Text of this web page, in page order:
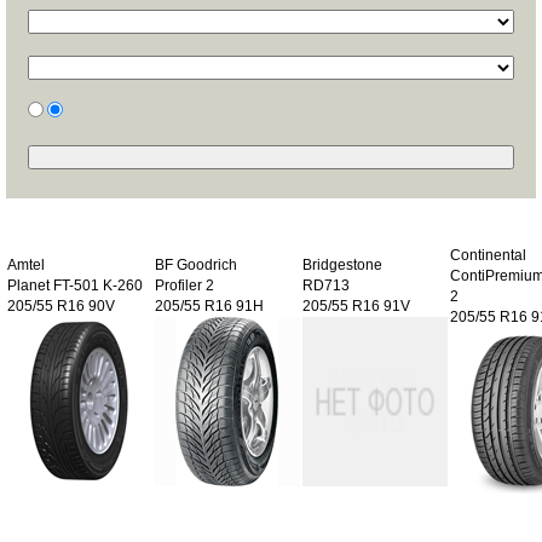
Amtel
Planet FT-501 K-260
205/55 R16 90V
BF Goodrich
Profiler 2
205/55 R16 91H
Bridgestone
RD713
205/55 R16 91V
Continental
2
205/55 R16